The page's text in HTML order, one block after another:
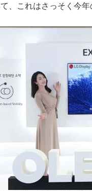
、これはさっそく今年